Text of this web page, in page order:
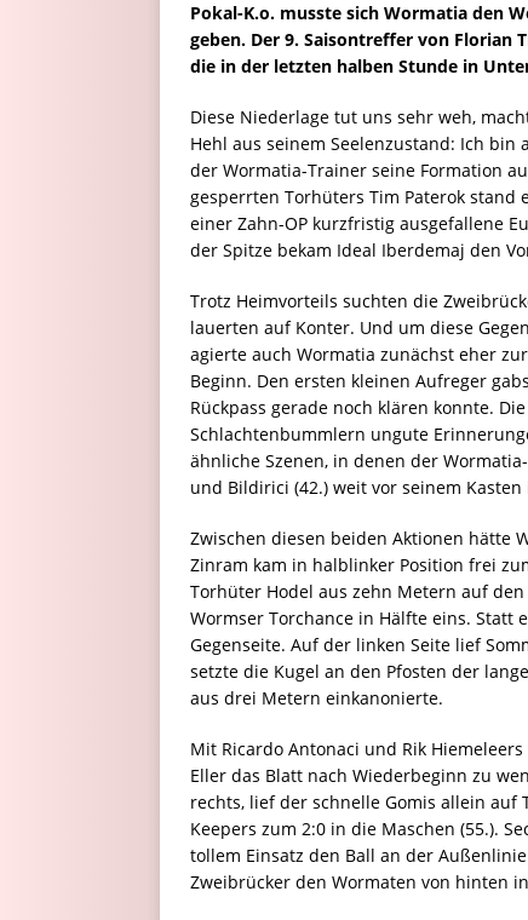
Pokal-K.o. musste sich Wormatia den
geben. Der 9. Saisontreffer von Florian
die in der letzten halben Stunde in
Diese Niederlage tut uns sehr weh,
Hehl aus seinem Seelenzustand: Ich
der Wormatia-Trainer seine Formation
gesperrten Torhüters Tim Paterok stand
einer Zahn-OP kurzfristig ausgefallene
der Spitze bekam Ideal Iberdemaj den
Trotz Heimvorteils suchten die
lauerten auf Konter. Und um diese
agierte auch Wormatia zunächst eher
Beginn. Den ersten kleinen Aufreger
Rückpass gerade noch klären konnte.
Schlachtenbummlern ungute
ähnliche Szenen, in denen der
und Bildirici (42.) weit vor seinem
Zwischen diesen beiden Aktionen hätte
Zinram kam in halblinker Position frei
Torhüter Hodel aus zehn Metern auf
Wormser Torchance in Hälfte eins. Statt
Gegenseite. Auf der linken Seite lief
setzte die Kugel an den Pfosten der
aus drei Metern einkanonierte.
Mit Ricardo Antonaci und Rik
Eller das Blatt nach Wiederbeginn zu
rechts, lief der schnelle Gomis allein auf
Keepers zum 2:0 in die Maschen (55.).
tollem Einsatz den Ball an der
Zweibrücker den Wormaten von hinten